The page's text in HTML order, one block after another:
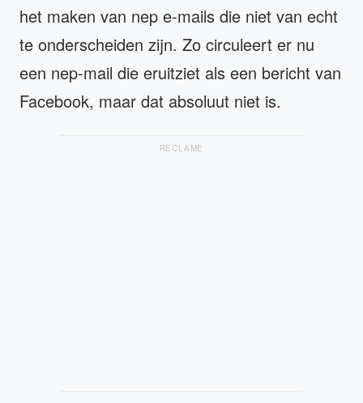
het maken van nep e-mails die niet van echt
te onderscheiden zijn. Zo circuleert er nu
een nep-mail die eruitziet als een bericht van
Facebook, maar dat absoluut niet is.
RECLAME